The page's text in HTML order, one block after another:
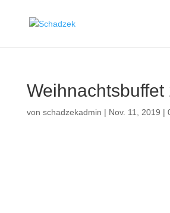
Weihnachtsbuffet
von schadzekadmin | Nov. 11, 2019 |